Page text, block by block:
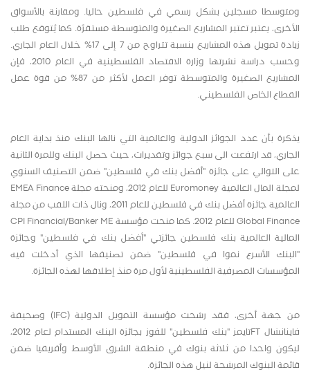
ومتوسطا مسجلين بشكل رسمي في فلسطين حاليا. ومقارنة بالأسواق
الأخرى، يعتبر تعتبر المشاريع الصغيرة والمتوسطة مستقرًة. كما يُتوقع طلب
زيادة تمويل هذه المشاريع بنسبة تتراوح من 7 إلى 17% خلال العام الجاري.
وحسب دراسة نشرتها وزارة الاقتصاد الفلسطينية في العام 2010، فإن
المشاريع الصغيرة والمتوسطة توفر العمل لأكثر من 87% من قوة عمل
القطاع الخاص الفلسطيني.
يذكرة بأن عدد الجوائز الدولية والعالمية التي نالها البنك منذ بداية العام
الجاري، قد ارتفعت الى سبع جوائز وتقديرات، حيث حصل البنك وللمرة الثانية
على التوالي على جائزة "أفضل بنك في فلسطين" ضمن التصنيف السنوي
لمجلة المال العالمية Euromoney للعام 2012، ومنحته مجلة EMEA Finance
العالمية جائزة أفضل بنك في فلسطين للعام 2011، ونال ذات اللقب من مجلة
Global Finance للعام 2012. كما منحت مؤسسة CPI Financial/Banker ME
المالية العالمية بنك فلسطين جائزتي "أفضل بنك في فلسطين" وجائزة
"البنك الأسرع نموا في فلسطين" ضمن تصنيفها الذي أدخلت فيه
المؤسسات المصرفية الفلسطينية لأول مرة منذ إطلاقها لهذه الجائزة.
من جهة أخرى، فقد رشحت مؤسسة التمويل الدولية (IFC) وصحيفة
فاينانشال FTتايمز "بنك فلسطين" للفوز بجائزة البنك المستدام لعام 2012،
ليكون واحدا من ثلاثة بنوك في منطقة الشرق الأوسط وأفريقيا ضمن
قائمة البنوك المرشحة لنيل هذه الجائزة.